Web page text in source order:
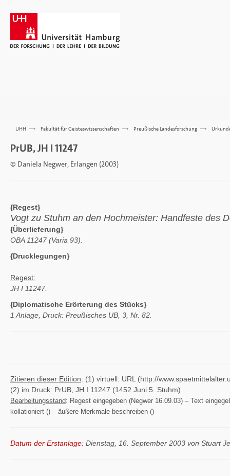
UHH >>> Fakultät für Geisteswissenschaften >>> Preußische Landesforschung >>>
PrUB, JH I 11247
© Daniela Negwer, Erlangen (2003)
{Regest}
Vogt zu Stuhm an den Hochmeister: Handfeste des
{Überlieferung}
OBA 11247 (Varia 93).
{Drucklegungen}
Regest:
JH I 11247.
{Diplomatische Erörterung des Stücks}
1 Anlage, Druck: Preußisches UB, 3, Nr. 82.
Zitieren dieser Edition: (1) virtuell: URL (http://
(2) im Druck: PrUB, JH I 11247 (1452 Juni 5. Stuhm).
Bearbeitungsstand: Regest eingegeben (Negwer 16.09.03) – Text
kollationiert () – äußere Merkmale beschreiben ()
Datum der Erstanlage: Dienstag, 16. September 2003 von Stuart